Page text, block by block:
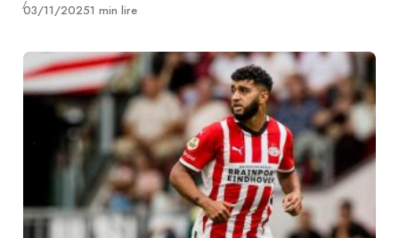
Publié
03/11/20251 min lire